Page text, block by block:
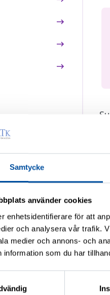
Samtycke
använder cookies
enhetsidentifierare för att
och analysera vår trafik.
medier och annons- och
information som du har